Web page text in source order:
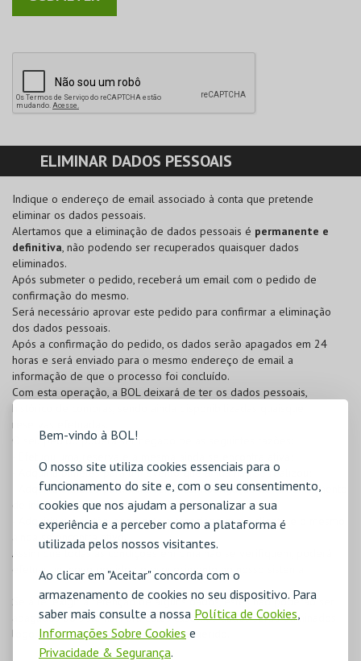
Bem-vindo à BOL!
O nosso site utiliza cookies essenciais para o
funcionamento do site e, com o seu consentimento,
cookies que nos ajudam a personalizar a sua
experiência e a perceber como a plataforma é
utilizada pelos nossos visitantes.
Ao clicar em "Aceitar" concorda com o
armazenamento de cookies no seu dispositivo. Para
saber mais consulte a nossa Política de Cookies,
Informações Sobre Cookies e
Privacidade & Segurança.
ELIMINAR DADOS PESSOAIS
Indique o endereço de email associado à conta que pretende
eliminar os dados pessoais.
Alertamos que a eliminação de dados pessoais é permanente e
definitiva, não podendo ser recuperados quaisquer dados
eliminados.
Após submeter o pedido, receberá um email com o pedido de
confirmação do mesmo.
Será necessário aprovar este pedido para confirmar a eliminação
dos dados pessoais.
Após a confirmação do pedido, os dados serão apagados em 24
horas e será enviado para o mesmo endereço de email a
informação de que o processo foi concluído.
Com esta operação, a BOL deixará de ter os dados pessoais,
histórico de compras, sendo ainda disponibilizadas quaisquer
reservas efetuadas.
O seu pedido poderá ser negado pelas seguintes razões:
- Adquiriu bilhetes para um evento que ainda não se realizou;
- Adquiriu bilhetes para um evento com obrigação de preenchimento
de inquérito e o mesmo ainda não se realizou;
- Adquiriu um cartão, onde esteja associado como cliente e o mesmo
ainda se encontra ativo.
Assim que todas as condições em cima não se verifiquem, poderá
efetuar um novo pedido de esquecimento no nosso sistema.
Se a lei exigir a retenção de alguns dados, estes não poderão ser
apagados do sistema. Para estes casos, os dados serão eliminados
logo após o período de retenção requerido.